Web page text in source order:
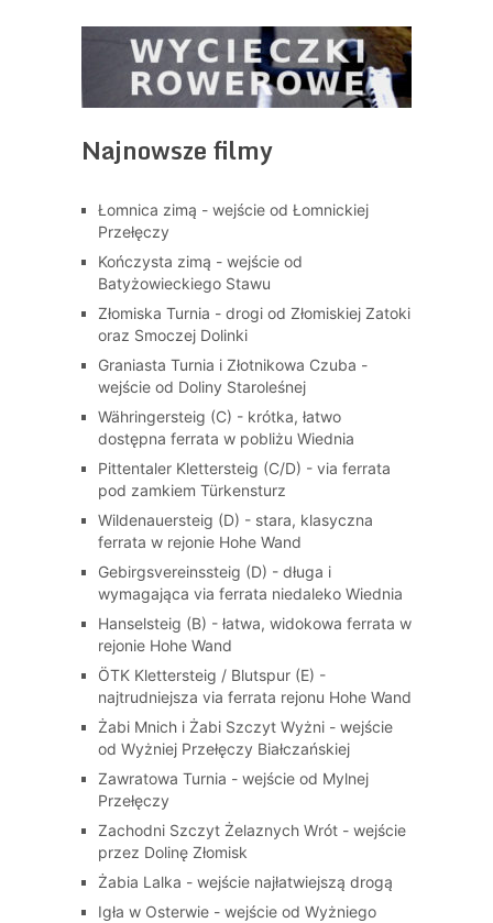
Najnowsze filmy
Łomnica zimą - wejście od Łomnickiej
Przełęczy
Kończysta zimą - wejście od
Batyżowieckiego Stawu
Złomiska Turnia - drogi od Złomiskiej Zatoki
oraz Smoczej Dolinki
Graniasta Turnia i Złotnikowa Czuba -
wejście od Doliny Staroleśnej
Währingersteig (C) - krótka, łatwo
dostępna ferrata w pobliżu Wiednia
Pittentaler Klettersteig (C/D) - via ferrata
pod zamkiem Türkensturz
Wildenauersteig (D) - stara, klasyczna
ferrata w rejonie Hohe Wand
Gebirgsvereinssteig (D) - długa i
wymagająca via ferrata niedaleko Wiednia
Hanselsteig (B) - łatwa, widokowa ferrata w
rejonie Hohe Wand
ÖTK Klettersteig / Blutspur (E) -
najtrudniejsza via ferrata rejonu Hohe Wand
Żabi Mnich i Żabi Szczyt Wyżni - wejście
od Wyżniej Przełęczy Białczańskiej
Zawratowa Turnia - wejście od Mylnej
Przełęczy
Zachodni Szczyt Żelaznych Wrót - wejście
przez Dolinę Złomisk
Żabia Lalka - wejście najłatwiejszą drogą
Igła w Osterwie - wejście od Wyżniego